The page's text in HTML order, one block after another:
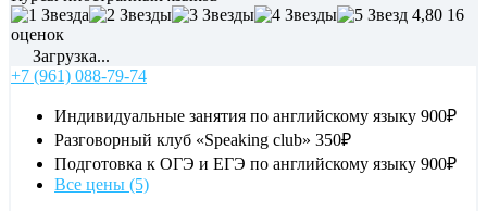
4,80 16
оценок
Загрузка...
+7 (961) 088-79-74
Индивидуальные занятия по английскому языку 900₽
Разговорный клуб «Speaking club» 350₽
Подготовка к ОГЭ и ЕГЭ по английскому языку 900₽
Все цены (5)